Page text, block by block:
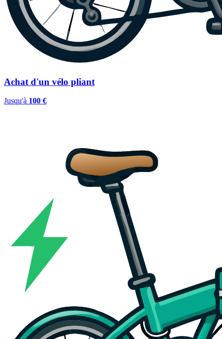
Achat d'un vélo pliant
Jusqu'à 100 €